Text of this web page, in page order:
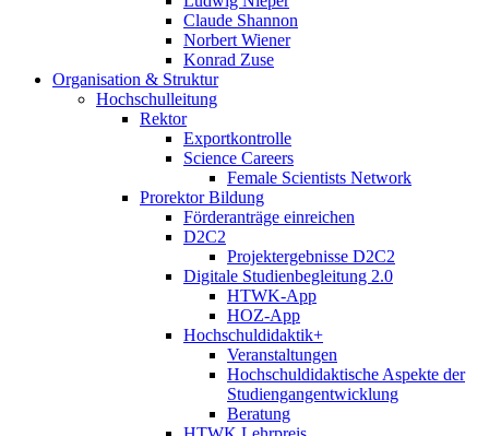
Claude Shannon
Norbert Wiener
Konrad Zuse
Organisation & Struktur
Hochschulleitung
Rektor
Exportkontrolle
Science Careers
Female Scientists Network
Prorektor Bildung
Förderanträge einreichen
D2C2
Projektergebnisse D2C2
Digitale Studienbegleitung 2.0
HTWK-App
HOZ-App
Hochschuldidaktik+
Veranstaltungen
Hochschuldidaktische Aspekte der
Studiengangentwicklung
Beratung